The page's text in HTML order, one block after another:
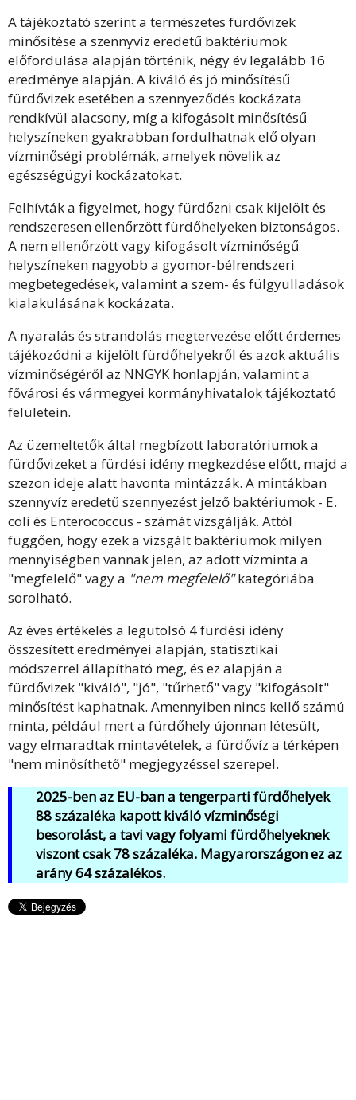
A tájékoztató szerint a természetes fürdővizek
minősítése a szennyvíz eredetű baktériumok
előfordulása alapján történik, négy év legalább 16
eredménye alapján. A kiváló és jó minősítésű
fürdővizek esetében a szennyeződés kockázata
rendkívül alacsony, míg a kifogásolt minősítésű
helyszíneken gyakrabban fordulhatnak elő olyan
vízminőségi problémák, amelyek növelik az
egészségügyi kockázatokat.
Felhívták a figyelmet, hogy fürdőzni csak kijelölt és
rendszeresen ellenőrzött fürdőhelyeken biztonságos.
A nem ellenőrzött vagy kifogásolt vízminőségű
helyszíneken nagyobb a gyomor-bélrendszeri
megbetegedések, valamint a szem- és fülgyulladások
kialakulásának kockázata.
A nyaralás és strandolás megtervezése előtt érdemes
tájékozódni a kijelölt fürdőhelyekről és azok aktuális
vízminőségéről az NNGYK honlapján, valamint a
fővárosi és vármegyei kormányhivatalok tájékoztató
felületein.
Az üzemeltetők által megbízott laboratóriumok a
fürdővizeket a fürdési idény megkezdése előtt, majd a
szezon ideje alatt havonta mintázzák. A mintákban
szennyvíz eredetű szennyezést jelző baktériumok - E.
coli és Enterococcus - számát vizsgálják. Attól
függően, hogy ezek a vizsgált baktériumok milyen
mennyiségben vannak jelen, az adott vízminta a
"megfelelő" vagy a "nem megfelelő"kategóriába
sorolható.
Az éves értékelés a legutolsó 4 fürdési idény
összesített eredményei alapján, statisztikai
módszerrel állapítható meg, és ez alapján a
fürdővizek "kiváló", "jó", "tűrhető" vagy "kifogásolt"
minősítést kaphatnak. Amennyiben nincs kellő számú
minta, például mert a fürdőhely újonnan létesült,
vagy elmaradtak mintavételek, a fürdővíz a térképen
"nem minősíthető" megjegyzéssel szerepel.
2025-ben az EU-ban a tengerparti fürdőhelyek
88 százaléka kapott kiváló vízminőségi
besorolást, a tavi vagy folyami fürdőhelyeknek
viszont csak 78 százaléka. Magyarországon ez az
arány 64 százalékos.